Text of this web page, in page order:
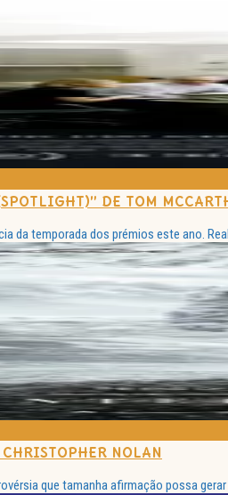
DE TOM
da temporada dos prémios este ano.
NOLAN
que tamanha afirmação possa